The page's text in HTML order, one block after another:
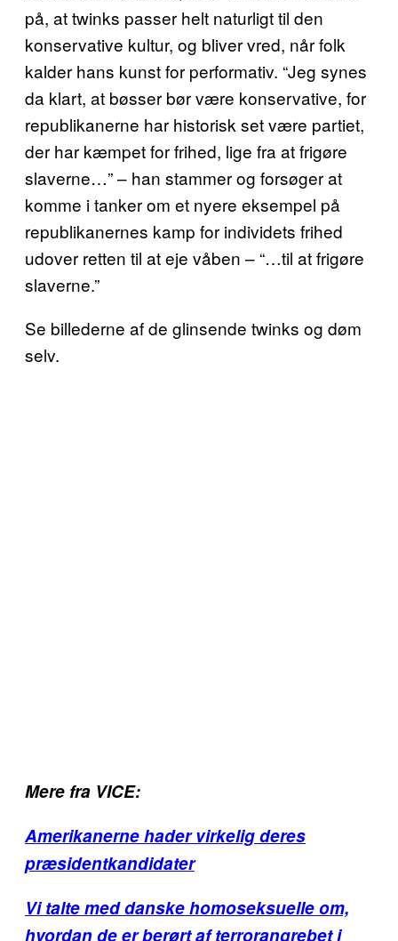
på, at twinks passer helt naturligt til den
konservative kultur, og bliver vred, når folk
kalder hans kunst for performativ. “Jeg synes
da klart, at bøsser bør være konservative, for
republikanerne har historisk set være partiet,
der har kæmpet for frihed, lige fra at frigøre
slaverne…” – han stammer og forsøger at
komme i tanker om et nyere eksempel på
republikanernes kamp for individets frihed
udover retten til at eje våben – “…til at frigøre
slaverne.”
Se billederne af de glinsende twinks og døm
selv.
Mere fra VICE:
Amerikanerne hader virkelig deres
præsidentkandidater
Vi talte med danske homoseksuelle om,
hvordan de er berørt af terrorangrebet i